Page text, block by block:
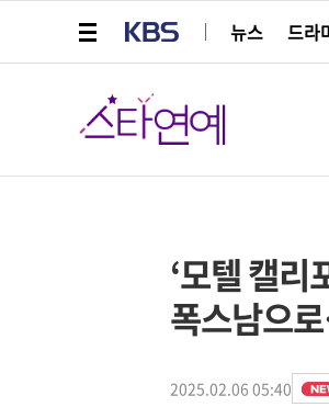
뉴스
드라
스타연예
‘모텔 캘리
폭스남으
2025.02.06 05:40
페이스북
트위터
네이버
URL복사
글씨 작게보기
글씨 크게보기
해시태그
스타박스